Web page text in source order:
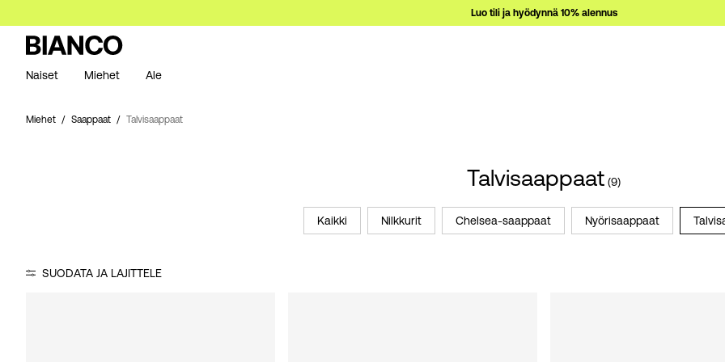
Luo tili ja hyödynnä 10% alennus
Naiset Miehet Ale
Miehet Saappaat Talvisaappaat
Talvisaappaat (9)
Kaikki Nilkkurit Chelsea-saappaat Nyörisaappaat
SUODATA JA LAJITTELE